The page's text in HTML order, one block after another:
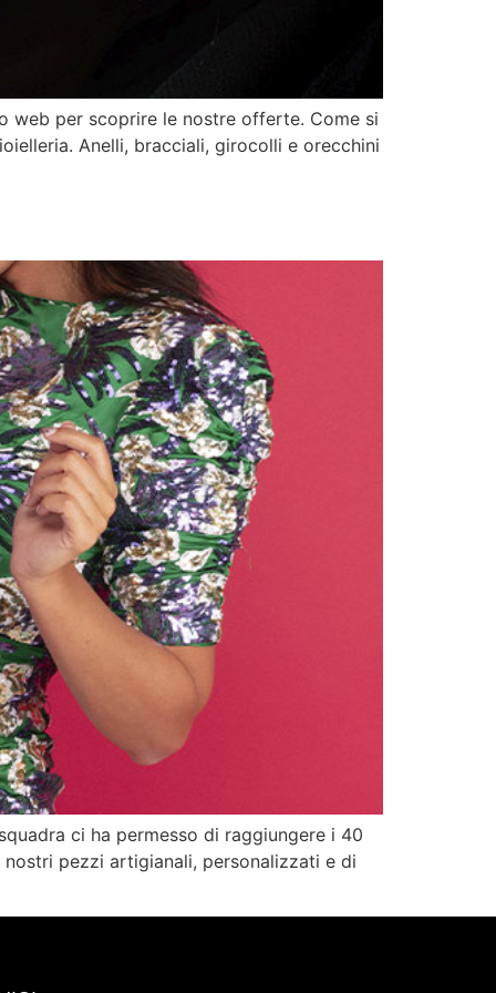
web per scoprire le nostre offerte. Come si
Anelli, bracciali, girocolli e orecchini
ci ha permesso di raggiungere i 40
pezzi artigianali, personalizzati e di